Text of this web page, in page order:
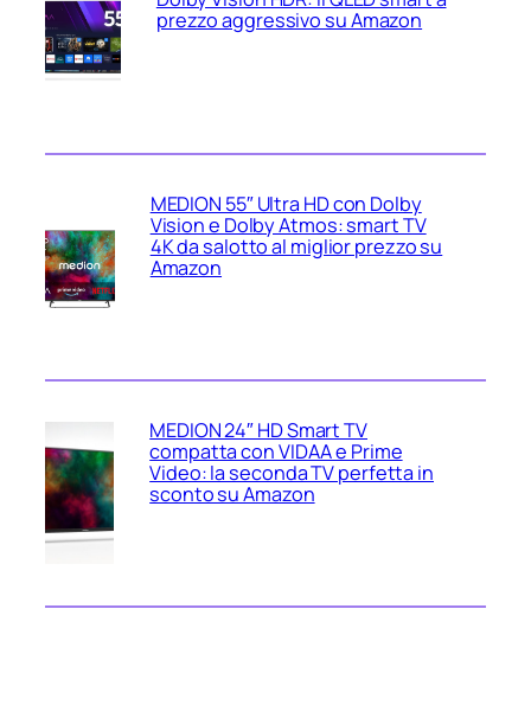
prezzo aggressivo su Amazon
MEDION 55″ Ultra HD con Dolby
Vision e Dolby Atmos: smart TV
4K da salotto al miglior prezzo su
Amazon
MEDION 24″ HD Smart TV
compatta con VIDAA e Prime
Video: la seconda TV perfetta in
sconto su Amazon